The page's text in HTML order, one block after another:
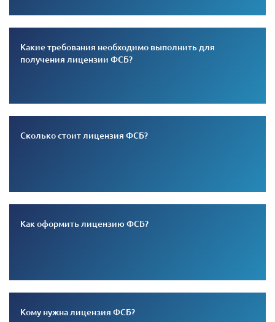
Какие требования необходимо выполнить для
получения лицензии ФСБ?
Сколько стоит лицензия ФСБ?
Как оформить лицензию ФСБ?
Кому нужна лицензия ФСБ?